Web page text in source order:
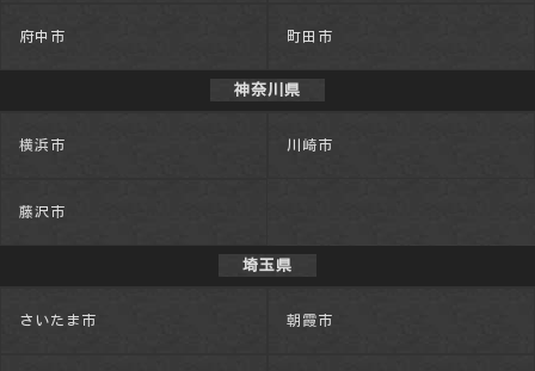
府中市 町田市
神奈川県
横浜市 川崎市
藤沢市
埼玉県
さいたま市 朝霞市